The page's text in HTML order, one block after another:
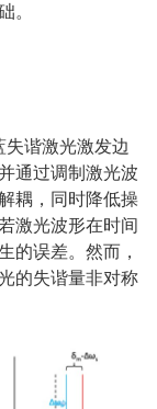
。
失谐激光激发边
通过调制激光波
耦，同时降低操
激光波形在时间
的误差。然而，
的失谐量非对称